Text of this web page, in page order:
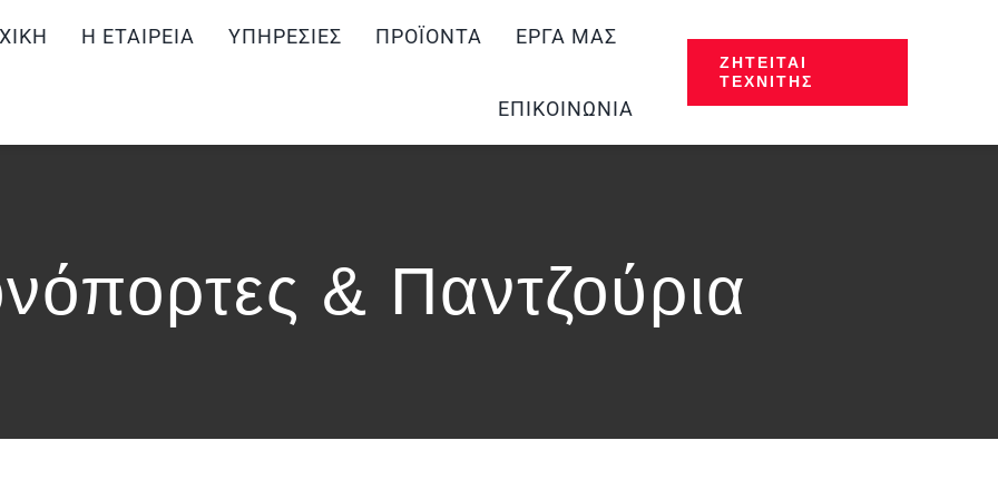
Η ΕΤΑΙΡΕΊΑ ΥΠΗΡΕΣΊΕΣ ΠΡΟΪΌΝΤΑ ΈΡΓΑ ΜΑΣ
ΕΠΙΚΟΙΝΩΝΊΑ
ΖΗΤΕΊΤΑΙ
ΤΕΧΝΊΤΗΣ
& Παντζούρια